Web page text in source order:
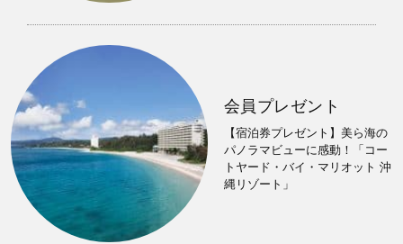
会員プレゼント
【宿泊券プレゼント】美ら海の
パノラマビューに感動！「コー
トヤード・バイ・マリオット 沖
縄リゾート」